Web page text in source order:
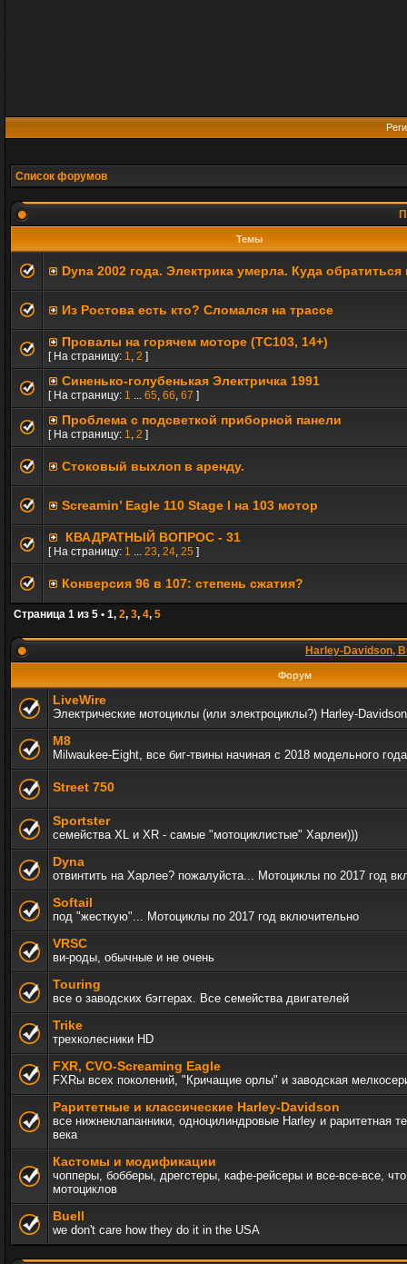
Список форумов
Темы
Dyna 2002 года. Электрика умерла. Куда
Из Ростова есть кто? Сломался на трассе
Провалы на горячем моторе (TC103, 14+)
[ На страницу: 1, 2 ]
Синенько-голубенькая Электричка 1991
[ На страницу: 1 ... 65, 66, 67 ]
Проблема с подсветкой приборной панели
[ На страницу: 1, 2 ]
Стоковый выхлоп в аренду.
Screamin’ Eagle 110 Stage I на 103 мотор
КВАДРАТНЫЙ ВОПРОС - 31
[ На страницу: 1 ... 23, 24, 25 ]
Конверсия 96 в 107: степень сжатия?
Страница 1 из 5 • 1, 2, 3, 4, 5
Harley-Davidson,
Форум
LiveWire
Электрические мотоциклы (или электроциклы?) Harley-Davidson
M8
Milwaukee-Eight, все биг-твины начиная с 2018 модельного
Street 750
Sportster
семейства XL и XR - самые "мотоциклистые" Харлеи)))
Dyna
отвинтить на Харлее? пожалуйста... Мотоциклы по 2017 год
Softail
под "жесткую"... Мотоциклы по 2017 год включительно
VRSC
ви-роды, обычные и не очень
Touring
все о заводских бэггерах. Все семейства двигателей
Trike
трехколесники HD
FXR, СVO-Screaming Eagle
FXRы всех поколений, "Кричащие орлы" и заводская
Раритетные и классические Harley-Davidson
все нижнеклапанники, одноцилиндровые Harley и раритетная
века
Кастомы и модификации
чопперы, бобберы, дрегстеры, кафе-рейсеры и все-все-все,
мотоциклов
Buell
we don't care how they do it in the USA